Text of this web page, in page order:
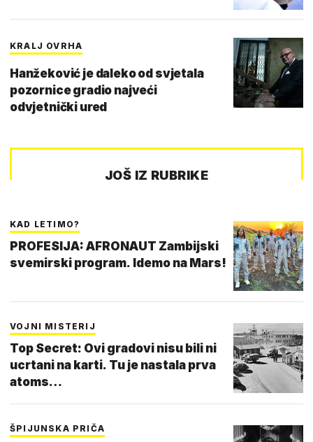
KRALJ OVRHA
Hanžeković je daleko od svjetala
pozornice gradio najveći
odvjetnički ured
JOŠ IZ RUBRIKE
KAD LETIMO?
PROFESIJA: AFRONAUT Zambijski
svemirski program. Idemo na Mars!
VOJNI MISTERIJ
Top Secret: Ovi gradovi nisu bili ni
ucrtani na karti. Tu je nastala prva
atoms…
ŠPIJUNSKA PRIČA